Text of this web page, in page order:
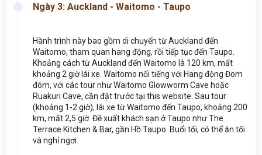
Ngày 3: Auckland - Waitomo - Taupo
Hành trình này bao gồm di chuyển từ Auckland đến
Waitomo, tham quan hang động, rồi tiếp tục đến Taupo.
Khoảng cách từ Auckland đến Waitomo là 120 km, mất
khoảng 2 giờ lái xe. Waitomo nổi tiếng với Hang động Đom
đóm, với các tour như Waitomo Glowworm Cave hoặc
Ruakuri Cave, cần đặt trước tại this website. Sau tour
(khoảng 1-2 giờ), lái xe từ Waitomo đến Taupo, khoảng 200
km, mất 2,5 giờ. Đề xuất khách sạn ở Taupo như The
Terrace Kitchen & Bar, gần Hồ Taupo. Buổi tối, có thể ăn tối
và nghỉ ngơi.